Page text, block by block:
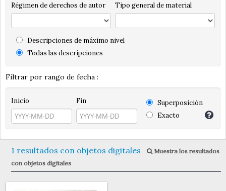
Régimen de derechos de autor Tipo general de material
Descripciones de máximo nivel
Todas las descripciones
Filtrar por rango de fecha :
Inicio Fin
Superposición
Exacto
1 resultados con objetos digitales
Muestra los resultados
con objetos digitales